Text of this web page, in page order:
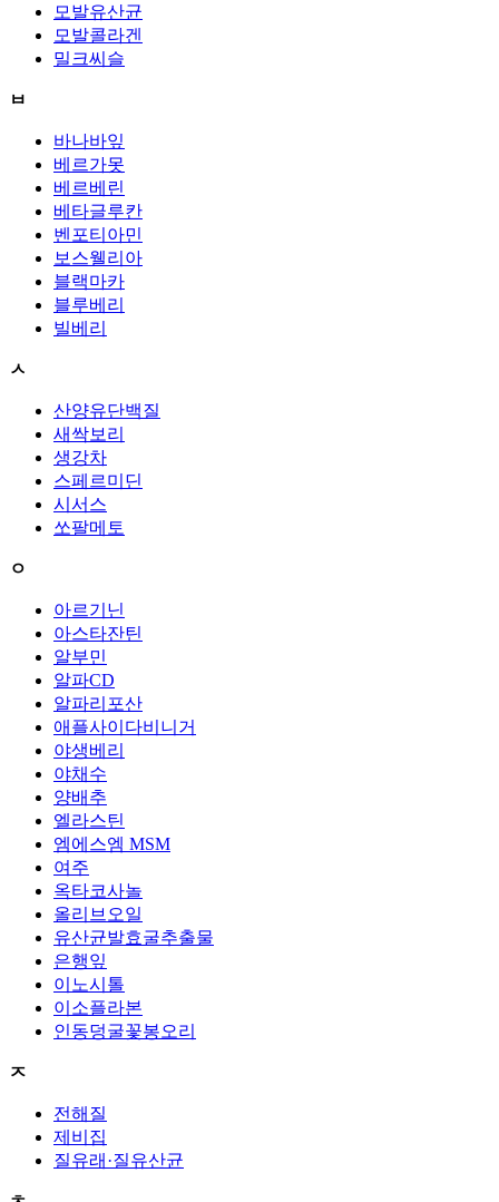
모발유산균
모발콜라겐
밀크씨슬
ㅂ
바나바잎
베르가못
베르베린
베타글루칸
벤포티아민
보스웰리아
블랙마카
블루베리
빌베리
ㅅ
산양유단백질
새싹보리
생강차
스페르미딘
시서스
쏘팔메토
ㅇ
아르기닌
아스타잔틴
알부민
알파CD
알파리포산
애플사이다비니거
야생베리
야채수
양배추
엘라스틴
엠에스엠 MSM
여주
옥타코사놀
올리브오일
유산균발효굴추출물
은행잎
이노시톨
이소플라본
인동덩굴꽃봉오리
ㅈ
전해질
제비집
질유래·질유산균